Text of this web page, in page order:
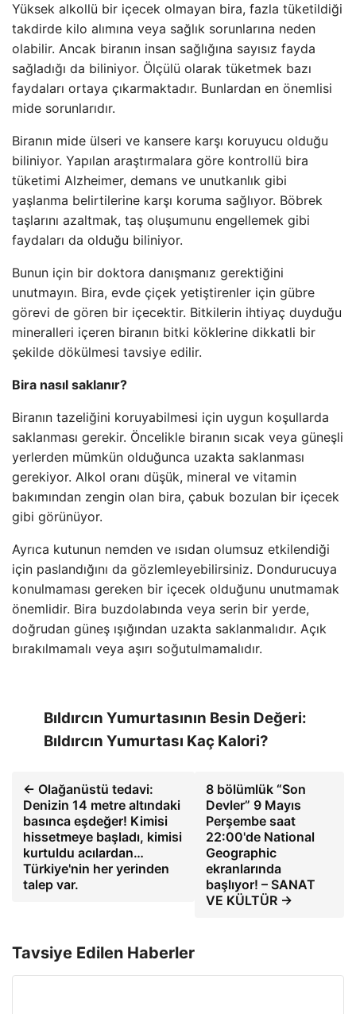
Yüksek alkollü bir içecek olmayan bira, fazla tüketildiği
takdirde kilo alımına veya sağlık sorunlarına neden
olabilir. Ancak biranın insan sağlığına sayısız fayda
sağladığı da biliniyor. Ölçülü olarak tüketmek bazı
faydaları ortaya çıkarmaktadır. Bunlardan en önemlisi
mide sorunlarıdır.
Biranın mide ülseri ve kansere karşı koruyucu olduğu
biliniyor. Yapılan araştırmalara göre kontrollü bira
tüketimi Alzheimer, demans ve unutkanlık gibi
yaşlanma belirtilerine karşı koruma sağlıyor. Böbrek
taşlarını azaltmak, taş oluşumunu engellemek gibi
faydaları da olduğu biliniyor.
Bunun için bir doktora danışmanız gerektiğini
unutmayın. Bira, evde çiçek yetiştirenler için gübre
görevi de gören bir içecektir. Bitkilerin ihtiyaç duyduğu
mineralleri içeren biranın bitki köklerine dikkatli bir
şekilde dökülmesi tavsiye edilir.
Bira nasıl saklanır?
Biranın tazeliğini koruyabilmesi için uygun koşullarda
saklanması gerekir. Öncelikle biranın sıcak veya güneşli
yerlerden mümkün olduğunca uzakta saklanması
gerekiyor. Alkol oranı düşük, mineral ve vitamin
bakımından zengin olan bira, çabuk bozulan bir içecek
gibi görünüyor.
Ayrıca kutunun nemden ve ısıdan olumsuz etkilendiği
için paslandığını da gözlemleyebilirsiniz. Dondurucuya
konulmaması gereken bir içecek olduğunu unutmamak
önemlidir. Bira buzdolabında veya serin bir yerde,
doğrudan güneş ışığından uzakta saklanmalıdır. Açık
bırakılmamalı veya aşırı soğutulmamalıdır.
Bıldırcın Yumurtasının Besin Değeri:
Bıldırcın Yumurtası Kaç Kalori?
← Olağanüstü tedavi:
Denizin 14 metre altındaki
basınca eşdeğer! Kimisi
hissetmeye başladı, kimisi
kurtuldu acılardan…
Türkiye'nin her yerinden
talep var.
8 bölümlük “Son
Devler” 9 Mayıs
Perşembe saat
22:00'de National
Geographic
ekranlarında
başlıyor! – SANAT
VE KÜLTÜR →
Tavsiye Edilen Haberler